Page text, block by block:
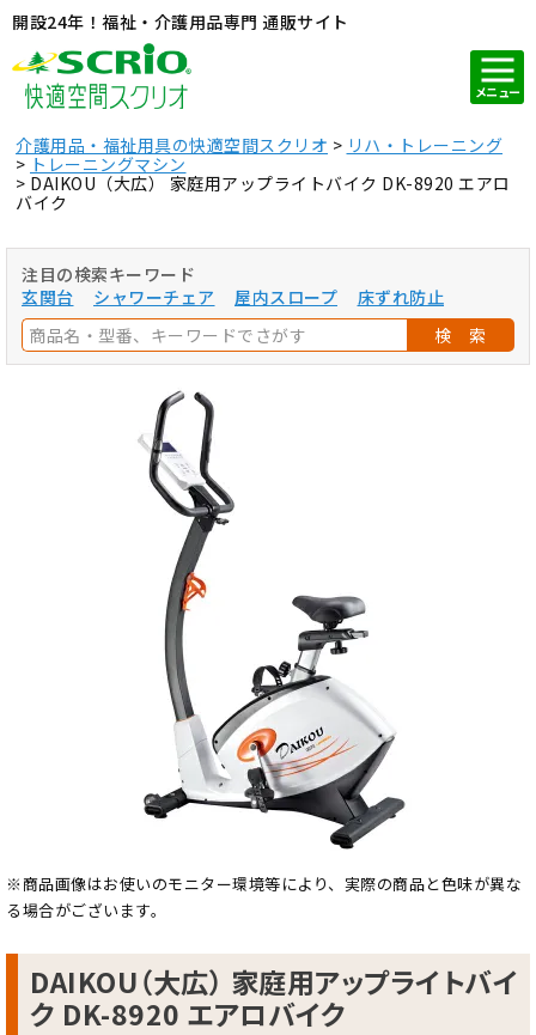
開設24年！福祉・介護用品専門 通販サイト
メニュー
介護用品・福祉用具の快適空間スクリオ
リハ・トレーニング
トレーニングマシン
DAIKOU（大広） 家庭用アップライトバイク DK-8920 エアロ
バイク
注目の検索キーワード
玄関台
シャワーチェア 屋内スロープ
床ずれ防止
検 索
※商品画像はお使いのモニター環境等により、実際の商品と色味が異な
る場合がございます。
DAIKOU（大広） 家庭用アップライトバイ
ク DK-8920 エアロバイク